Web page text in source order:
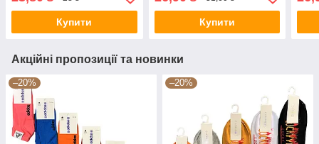
Купити Купити
Акційні пропозиції та новинки
–20% –20%